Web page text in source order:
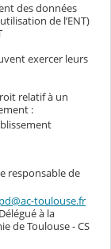
des données
de l’ENT)
exercer leurs
relatif à un
:
responsable de
toulouse.fr
à la
de Toulouse - CS